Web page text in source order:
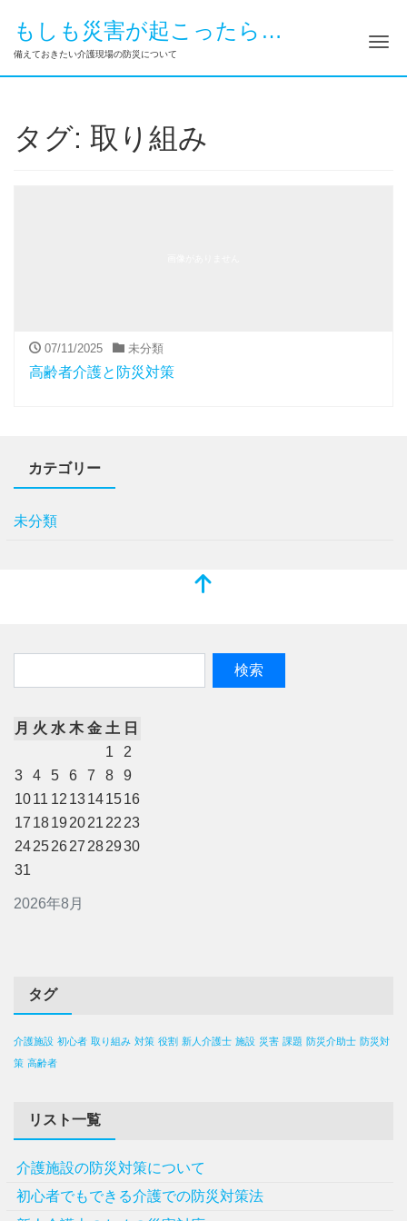
もしも災害が起こったら…
備えておきたい介護現場の防災について ナ
タグ: 取り組み
07/11/2025 未分類
高齢者介護と防災対策
カテゴリー
未分類
2026年8月
月 火 水 木 金 土 日
1
2
3
4 5 6 7 8
9
1011 12 13141516
17 18192021 22 23
24252627 282930
31
タグ
介護施設 初心者 取り組み 対策 役割 新人介護士 施設 災害 課題 防災介助士 防災対
策 高齢者
リスト一覧
介護施設の防災対策について
初心者でもできる介護での防災対策法